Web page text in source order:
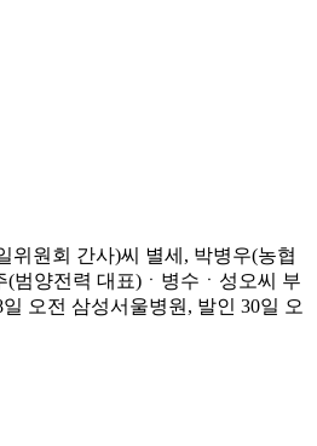
위원회 간사)씨 별세, 박병우(농협
범양전력 대표)ㆍ병수ㆍ성오씨 부
오전 삼성서울병원, 발인 30일 오